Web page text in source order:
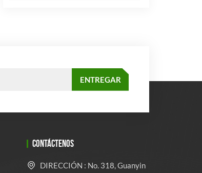
CONTÁCTENOS
DIRECCIÓN : No. 318, Guanyin